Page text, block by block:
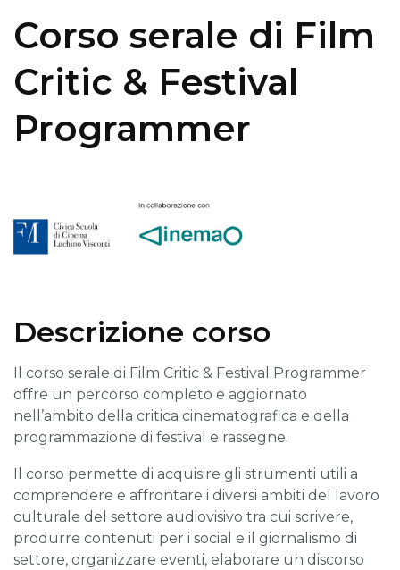
Corso serale di Film
Critic & Festival
Programmer
Descrizione corso
Il corso serale di Film Critic & Festival Programmer
offre un percorso completo e aggiornato
nell’ambito della critica cinematografica e della
programmazione di festival e rassegne.
Il corso permette di acquisire gli strumenti utili a
comprendere e affrontare i diversi ambiti del lavoro
culturale del settore audiovisivo tra cui scrivere,
produrre contenuti per i social e il giornalismo di
settore, organizzare eventi, elaborare un discorso